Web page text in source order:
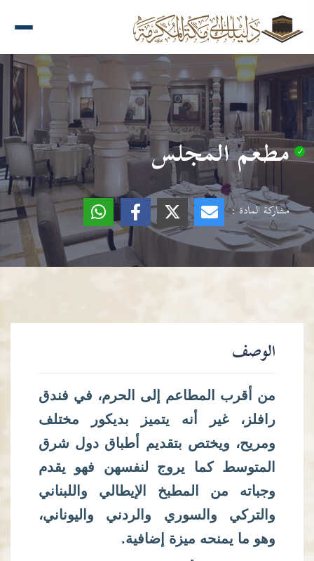
مطعم المجلس
مشاركة المادة :
الوصف
من أقرب المطاعم إلى الحرم، في فندق
رافلز، غير أنه يتميز بديكور مختلف
ومريح، ويختص بتقديم أطباق دول شرق
المتوسط كما يروج لنفسهن فهو يقدم
وجباته من المطبخ الإيطالي واللبناني
والتركي والسوري والردني واليوناني،
وهو ما يمنحه ميزة إضافية.